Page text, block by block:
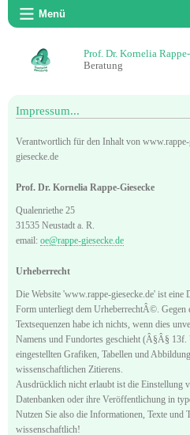
Menü
Prof. Dr. Kornelia
Beratung
Impressum...
Verantwortlich für den Inhalt von
giesecke.de
Prof. Dr. Kornelia Rappe-Giesecke
Qualenriethe 25
31535 Neustadt a. R.
email: oe@rappe-giesecke.de
Urheberrecht
Die Website 'www.rappe-giesecke.de' ist eine
Form unterliegt dem UrheberrechtÂ©. Gegen
Textsequenzen habe ich nichts, wenn dies
Namens und Fundortes geschieht (Â§Â§
eingestellten Grafiken, Tabellen und
wissenschaftlichen Zitierens.
Ausdrücklich nicht erlaubt ist die Einstellung
Datenbanken oder ihre Veröffentlichung in
Nutzen Sie also die Informationen, Texte und
wissenschaftlich!